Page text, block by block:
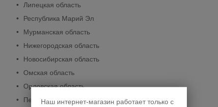
Липецкая область
Республика Марий Эл
Мурманская область
Нижегородская область
Новосибирская область
Омская область
Орловская область
Пермский край
Наш интернет-магазин работает только с